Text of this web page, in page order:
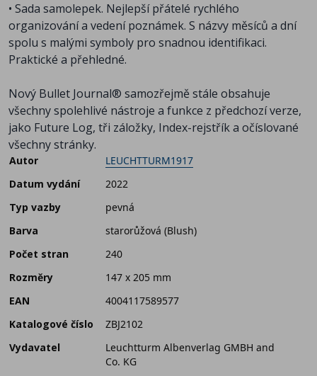
• Sada samolepek. Nejlepší přátelé rychlého
organizování a vedení poznámek. S názvy měsíců a dní
spolu s malými symboly pro snadnou identifikaci.
Praktické a přehledné.
Nový Bullet Journal® samozřejmě stále obsahuje
všechny spolehlivé nástroje a funkce z předchozí verze,
jako Future Log, tři záložky, Index-rejstřík a očíslované
všechny stránky.
Autor
LEUCHTTURM1917
Datum vydání
2022
Typ vazby
pevná
Barva
starorůžová (Blush)
Počet stran
240
Rozměry
147 x 205 mm
EAN
4004117589577
Katalogové číslo
ZBJ2102
Vydavatel
Leuchtturm Albenverlag GMBH and
Co. KG